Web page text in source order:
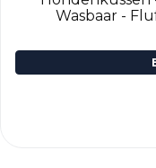
Wasbaar -